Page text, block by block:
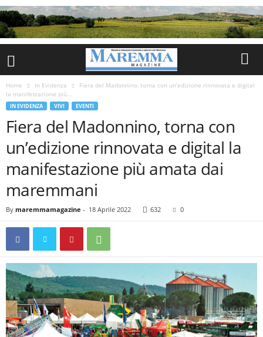
Home In Evidenza
Fiera del Madonnino, torna con un’edizione rinnovata e digital
la manifestazione più...
IN EVIDENZA VIVI EVENTI
Fiera del Madonnino, torna con
un’edizione rinnovata e digital la
manifestazione più amata dai
maremmani
By maremmamagazine - 18 Aprile 2022 632 0